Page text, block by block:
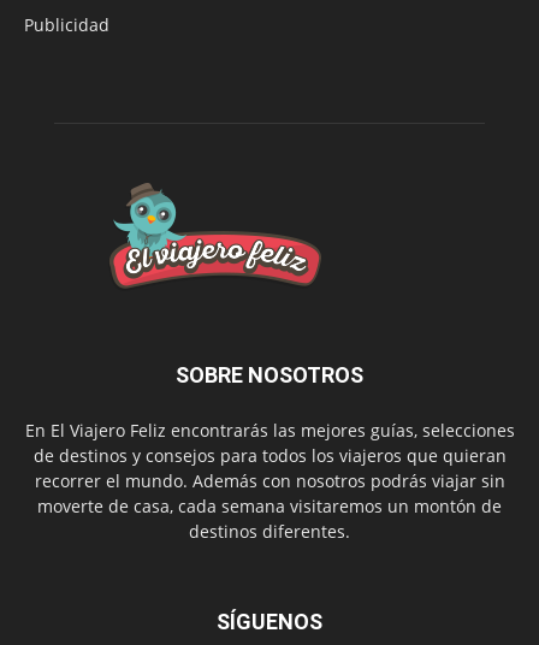
Publicidad
SOBRE NOSOTROS
En El Viajero Feliz encontrarás las mejores guías, selecciones
de destinos y consejos para todos los viajeros que quieran
recorrer el mundo. Además con nosotros podrás viajar sin
moverte de casa, cada semana visitaremos un montón de
destinos diferentes.
SÍGUENOS